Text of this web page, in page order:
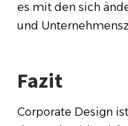
es mit den sich
und
Fazit
Corporate Design